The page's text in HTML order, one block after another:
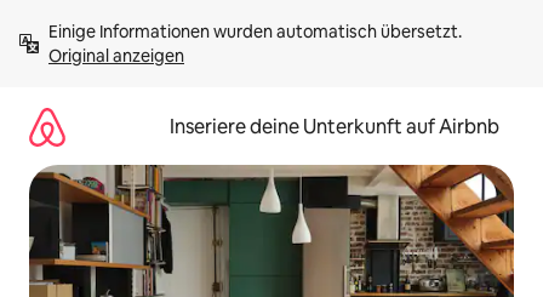
Inhalten
springenOriginal anzeigen
Inseriere deine Unterkunft auf Airbnb